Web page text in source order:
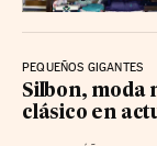
PEQUEÑOS GIGANTES
Silbon, moda
clásico en